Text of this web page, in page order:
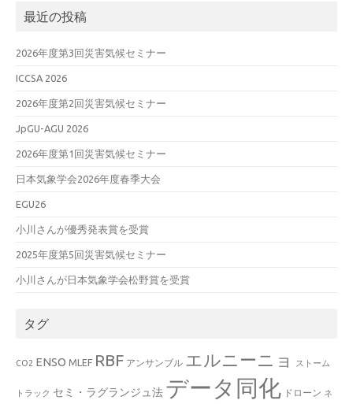
最近の投稿
2026年度第3回災害気候セミナー
ICCSA 2026
2026年度第2回災害気候セミナー
JpGU-AGU 2026
2026年度第1回災害気候セミナー
日本気象学会2026年度春季大会
EGU26
小川さんが優秀発表賞を受賞
2025年度第5回災害気候セミナー
小川さんが日本気象学会松野賞を受賞
タグ
CO2 ENSO MLEF RBF アンサンブル エルニーニョ ストーム
トラック セミ・ラグランジュ法 データ同化 ドローン ネ